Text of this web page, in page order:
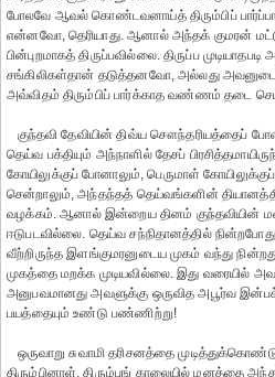
போலவே ஆவல் கொண்டவனாய்த் திரும்பிப்
என்னவோ, தெரியாது. ஆனால் அந்தக் குமரன்
பின்புறமாகத் திருப்பவில்லை. திருப்ப
சங்கிலிகள்தான் தடுத்தனவோ, அல்லது
அவ்விதம் திரும்பிப் பார்க்காத வண்ணம் தடை
குந்தவி தேவியின் திவ்ய சௌந்தரியத்தைப்
தெய்வ பக்தியும் அந்நாளில் தேசப்
கோயிலுக்குப் போனாலும், பெருமாள்
சென்றாலும், அந்தந்தத் தெய்வங்களின்
வழக்கம். ஆனால் இன்றைய தினம் குந்தவியின்
ஈடுபடவில்லை. தெய்வ சந்நிதானத்தில்
வீற்றிருந்த இளங்குமரனுடைய முகம் வந்து
முகத்தை மறக்க முடியவில்லை. இது வரையில்
அனுபவமானது அவளுக்கு ஒருவித அபூர்வ
பயத்தையும் உண்டு பண்ணிற்று!
ஒருவாறு சுவாமி தரிசனத்தை
திரும்பினாள். திரும்புங் காலையில் மனத்தை